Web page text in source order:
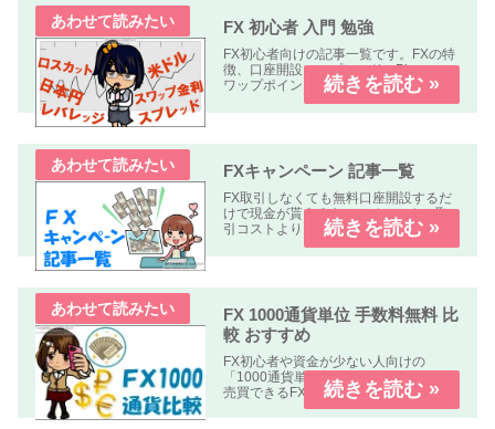
FX 初心者 入門 勉強
FX初心者向けの記事一覧です。FXの特
徴、口座開設、スプレッド、Pips、ス
ワップポイント、レバレッジ、ロン
グ、ショート、ロット、ロスカットな
どについて解説します、
FXキャンペーン 記事一覧
FX取引しなくても無料口座開設するだ
けで現金が貰えるキャンペーンや、取
引コストよりも貰える金額の方が多い
オトクなキャンペーン中心に掲載して
います。
FX 1000通貨単位 手数料無料 比
較 おすすめ
FX初心者や資金が少ない人向けの
「1000通貨単位以下、手数料無料」で
売買できるFX業者の比較記事です。